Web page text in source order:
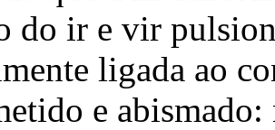
do ir e vir
ligada ao
e